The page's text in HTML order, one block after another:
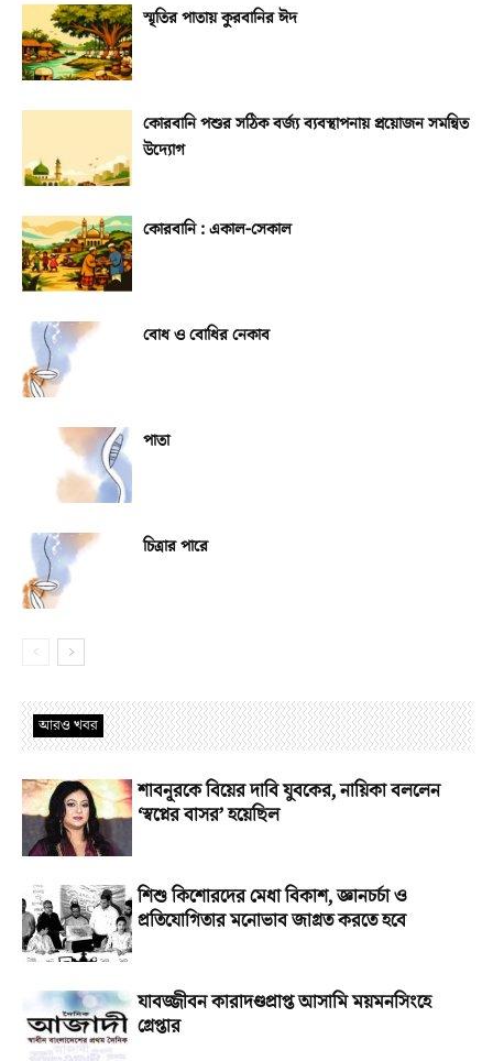
স্মৃতির পাতায় কুরবানির ঈদ
কোরবানি পশুর সঠিক বর্জ্য ব্যবস্থাপনায় প্রয়োজন সমন্বিত
উদ্যোগ
কোরবানি : একাল-সেকাল
বোধ ও বোধির নেকাব
পাতা
চিত্রার পারে
আরও খবর
শাবনূরকে বিয়ের দাবি যুবকের, নায়িকা বললেন
‘স্বপ্নের বাসর’ হয়েছিল
শিশু কিশোরদের মেধা বিকাশ, জ্ঞানচর্চা ও
প্রতিযোগিতার মনোভাব জাগ্রত করতে হবে
যাবজ্জীবন কারাদণ্ডপ্রাপ্ত আসামি ময়মনসিংহে
গ্রেপ্তার